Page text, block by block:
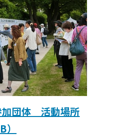
加団体 活動場所